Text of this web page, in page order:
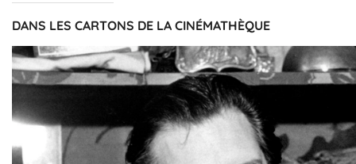
DANS LES CARTONS DE LA CINÉMATHÈQUE